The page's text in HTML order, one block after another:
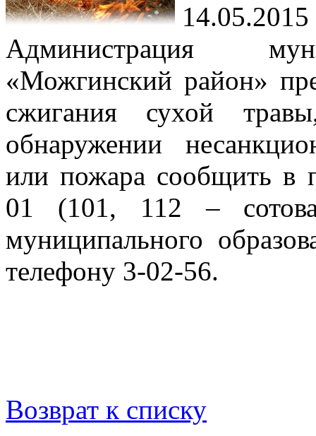
14.05.2015
Администрация
«Можгинский район»
сжигания сухой
обнаружении
или пожара сообщить в
01 (101, 112 –
муниципального
телефону 3-02-56.
Возврат к списку